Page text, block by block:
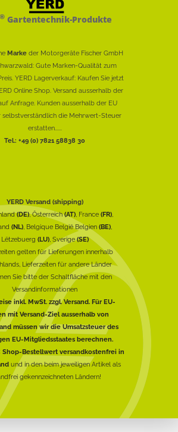
Gartentechnik-Produkte
Marke der Motorgeräte Fischer GmbH
Gute Marken-Qualität zum
YERD Lagerverkauf: Kaufen Sie jetzt
Online Shop. Versand ausserhalb der
Anfrage. Kunden ausserhalb der EU
selbstverständlich die Mehrwert-Steuer
erstatten......
Tel.: +49 (0) 7821 58838 30
YERD Versand (shipping)
(DE), Österreich(AT), France (FR),
(NL), Belgique België Belgien (BE),
Lëtzebuerg (LU), Sverige(SE)
gelten für Lieferungen innerhalb
Lieferzeiten für andere Länder
Sie bitte der Schaltfläche mit den
Versandinformationen
inkl. MwSt. zzgl. Versand. Für EU-
mit Versand-Ziel ausserhalb von
müssen wir die Umsatzsteuer des
EU-Mitgliedsstaates berechnen.
Shop-Bestellwert versandkostenfrei in
und in den beim jeweiligen Artikel als
gekennzeichneten Ländern!